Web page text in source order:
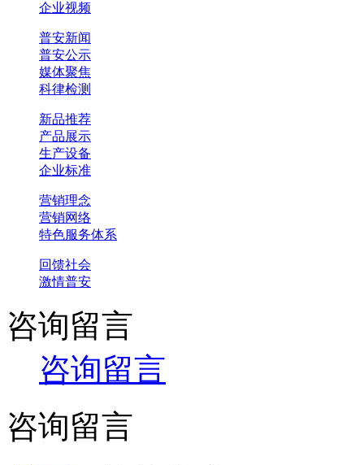
企业视频
普安新闻
普安公示
媒体聚焦
科律检测
新品推荐
产品展示
生产设备
企业标准
营销理念
营销网络
特色服务体系
回馈社会
激情普安
咨询留言
咨询留言
咨询留言